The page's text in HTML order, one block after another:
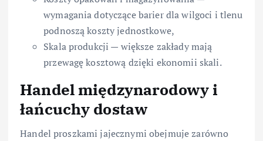
wymagania dotyczące barier dla wilgoci i tlenu
podnoszą koszty jednostkowe,
Skala produkcji — większe zakłady mają
przewagę kosztową dzięki ekonomii skali.
Handel międzynarodowy i
łańcuchy dostaw
Handel proszkami jajecznymi obejmuje zarówno